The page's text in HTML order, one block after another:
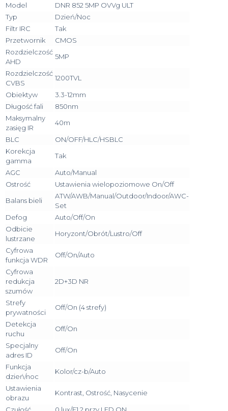
Model
DNR 852 5MP OVVg ULT
Typ
Dzień/Noc
Filtr IRC
Tak
Przetwornik
CMOS
Rozdzielczość
AHD
5MP
Rozdzielczość
CVBS
1200TVL
Obiektyw
3.3-12mm
Długość fali
850nm
Maksymalny
zasięg IR
40m
BLC
ON/OFF/HLC/HSBLC
Korekcja
gamma
Tak
AGC
Auto/Manual
Ostrość
Ustawienia wielopoziomowe On/Off
Balans bieli
ATW/AWB/Manual/Outdoor/Indoor/AWC-
Set
Defog
Auto/Off/On
Odbicie
lustrzane
Horyzont/Obrót/Lustro/Off
Cyfrowa
funkcja WDR
Off/On/Auto
Cyfrowa
redukcja
szumów
2D+3D NR
Strefy
prywatności
Off/On (4 strefy)
Detekcja
ruchu
Off/On
Specjalny
adres ID
Off/On
Funkcja
dzień/noc
Kolor/cz-b/Auto
Ustawienia
obrazu
Kontrast, Ostrość, Nasycenie
Czułość
0 lux/F1.2 przy LED ON